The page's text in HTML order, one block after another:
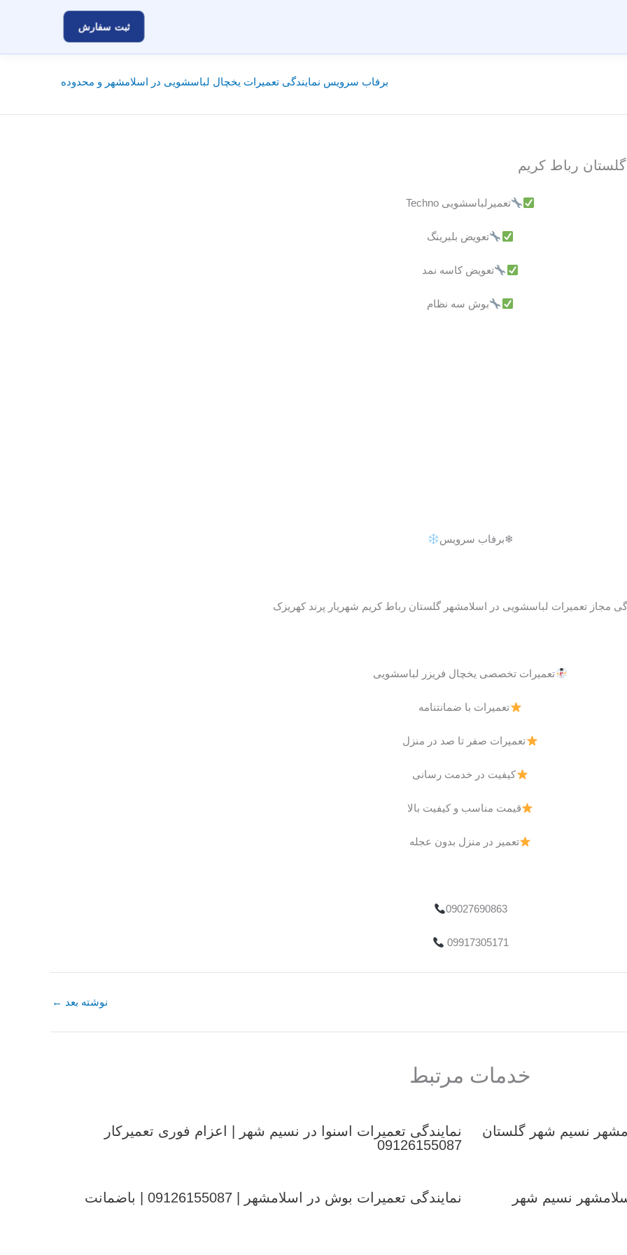
برفاب سرویس نمایندگی تعمیرات یخچال لباسشویی در اسلامشهر و محدوده
رباط کریم
تعمیرلباسشویی Techno
تعویض بلبرینگ
تعویض کاسه نمد
بوش سه نظام
❄برفاب سرویس
مجاز تعمیرات لباسشویی در اسلامشهر گلستان رباط کریم شهریار پرند کهریزک
تعمیرات تخصصی یخچال فریزر لباسشویی
تعمیرات با ضمانتنامه
تعمیرات صفر تا صد در منزل
کیفیت در خدمت رسانی
قیمت مناسب و کیفیت بالا
تعمیر در منزل بدون عجله
09027690863
09917305171
نوشته بعد ←
خدمات مرتبط
نسیم شهر گلستان
نمایندگی تعمیرات اسنوا در نسیم شهر | اعزام فوری تعمیرکار
09126155087
نسیم شهر
نمایندگی تعمیرات بوش در اسلامشهر | 09126155087 | باضمانت
ثبت سفارش